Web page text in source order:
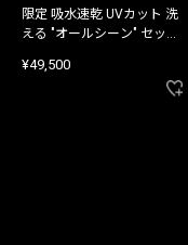
限定 吸水速乾 UVカット 洗
える "オールシーン" セット
¥49,500